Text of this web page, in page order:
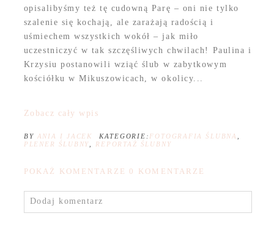
opisalibyśmy też tę cudowną Parę – oni nie tylko
szalenie się kochają, ale zarażają radością i
uśmiechem wszystkich wokół – jak miło
uczestniczyć w tak szczęśliwych chwilach! Paulina i
Krzysiu postanowili wziąć ślub w zabytkowym
kościółku w Mikuszowicach, w okolicy...
Zobacz cały wpis
BY ANIA I JACEK KATEGORIE: FOTOGRAFIA ŚLUBNA
PLENER ŚLUBNY
REPORTAŻ ŚLUBNY
POKAŻ KOMENTARZE 0 KOMENTARZE
Dodaj komentarz